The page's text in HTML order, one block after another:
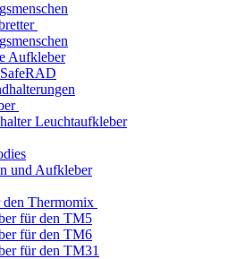
Aufkleber
Leuchtaufkleber
und Aufkleber
Thermomix
für den TM5
für den TM6
für den TM31